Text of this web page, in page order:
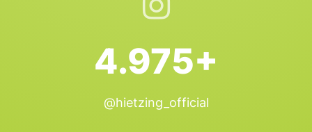
4.975+
@hietzing_official